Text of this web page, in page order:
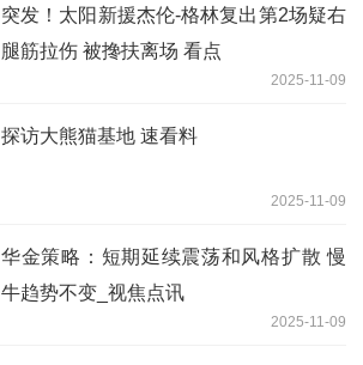
突发！太阳新援杰伦-格林复出第2场疑右
腿筋拉伤 被搀扶离场 看点
2025-11-09
探访大熊猫基地 速看料
2025-11-09
华金策略：短期延续震荡和风格扩散 慢
牛趋势不变_视焦点讯
2025-11-09